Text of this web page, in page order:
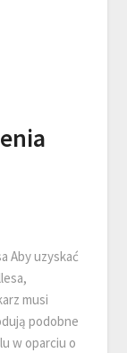
Aby uzyskać
musi
podobne
w oparciu o